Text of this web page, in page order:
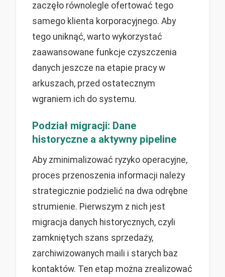
zaczęło równolegle ofertować tego
samego klienta korporacyjnego. Aby
tego uniknąć, warto wykorzystać
zaawansowane funkcje czyszczenia
danych jeszcze na etapie pracy w
arkuszach, przed ostatecznym
wgraniem ich do systemu.
Podział migracji: Dane
historyczne a aktywny pipeline
Aby zminimalizować ryzyko operacyjne,
proces przenoszenia informacji należy
strategicznie podzielić na dwa odrębne
strumienie. Pierwszym z nich jest
migracja danych historycznych, czyli
zamkniętych szans sprzedaży,
zarchiwizowanych maili i starych baz
kontaktów. Ten etap można zrealizować